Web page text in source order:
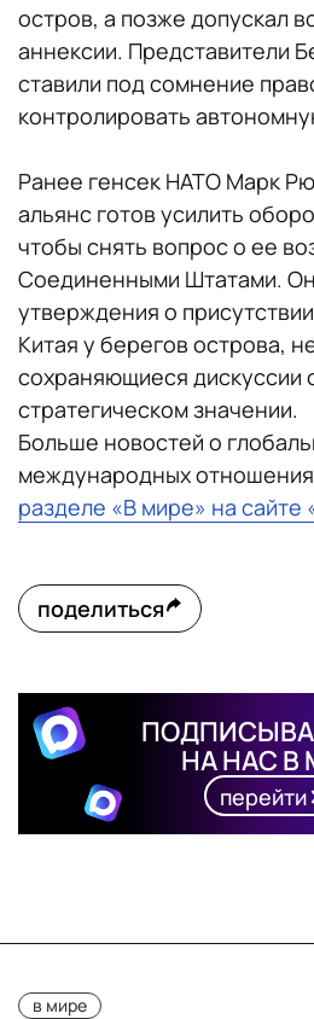
остров, а позже допускал
аннексии. Представители
ставили под сомнение
контролировать
Ранее генсек НАТО Марк
альянс готов усилить
чтобы снять вопрос о ее
Соединенными Штатами.
утверждения о
Китая у берегов острова,
сохраняющиеся дискуссии
стратегическом значении.
Больше новостей о
международных
разделе «В мире» на сайте
поделиться
НА НАС В
перейти
в мире